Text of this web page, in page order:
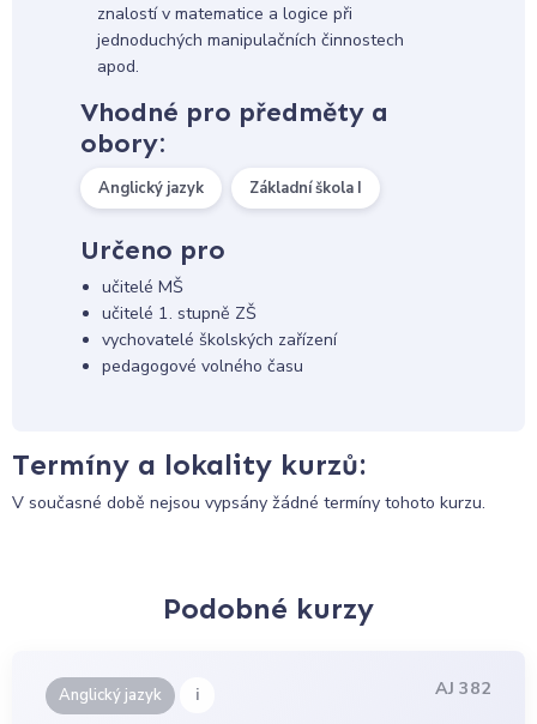
znalostí v matematice a logice při
jednoduchých manipulačních činnostech
apod.
Vhodné pro předměty a
obory:
Anglický jazyk Základní škola I
Určeno pro
učitelé MŠ
učitelé 1. stupně ZŠ
vychovatelé školských zařízení
pedagogové volného času
Termíny a lokality kurzů:
V současné době nejsou vypsány žádné termíny tohoto kurzu.
Podobné kurzy
Anglický jazyk i AJ 382